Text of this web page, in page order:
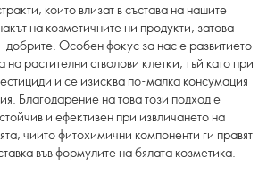
които влизат в състава на нашите
на козметичните ни продукти, затова
Особен фокус за нас е развитието
на растителни стволови клетки, тъй като при
и се изисква по-малка консумация
Благодарение на това този подход е
и ефективен при извличането на
чиито фитохимични компоненти ги правят
във формулите на бялата козметика.